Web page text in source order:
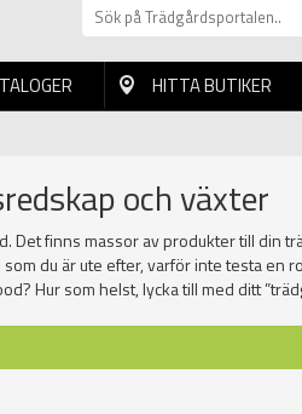
HITTA BUTIKER
och växter
finns massor av produkter till din
du är ute efter, varför inte testa en
Hur som helst, lycka till med ditt